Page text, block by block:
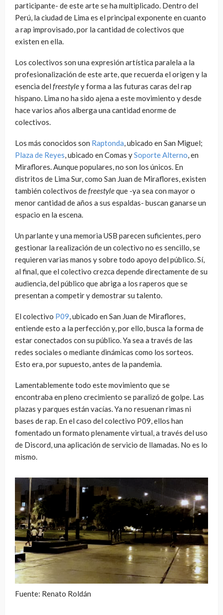
participante- de este arte se ha multiplicado. Dentro del
Perú, la ciudad de Lima es el principal exponente en cuanto
a rap improvisado, por la cantidad de colectivos que
existen en ella.
Los colectivos son una expresión artística paralela a la
profesionalización de este arte, que recuerda el origen y la
esencia del freestyley forma a las futuras caras del rap
hispano. Lima no ha sido ajena a este movimiento y desde
hace varios años alberga una cantidad enorme de
colectivos.
Los más conocidos son Raptonda, ubicado en San Miguel;
Plaza de Reyes, ubicado en Comas ySoporte Alterno, en
Miraflores. Aunque populares, no son los únicos. En
distritos de Lima Sur, como San Juan de Miraflores, existen
también colectivos defreestyleque -ya sea con mayor o
menor cantidad de años a sus espaldas- buscan ganarse un
espacio en la escena.
Un parlante y una memoria USB parecen suficientes, pero
gestionar la realización de un colectivo no es sencillo, se
requieren varias manos y sobre todo apoyo del público. Sí,
al final, que el colectivo crezca depende directamente de su
audiencia, del público que abriga a los raperos que se
presentan a competir y demostrar su talento.
El colectivo P09, ubicado en San Juan de Miraflores,
entiende esto a la perfección y, por ello, busca la forma de
estar conectados con su público. Ya sea a través de las
redes sociales o mediante dinámicas como los sorteos.
Esto era, por supuesto, antes de la pandemia.
Lamentablemente todo este movimiento que se
encontraba en pleno crecimiento se paralizó de golpe. Las
plazas y parques están vacías. Ya no resuenan rimas ni
bases de rap. En el caso del colectivo P09, ellos han
fomentado un formato plenamente virtual, a través del uso
de Discord, una aplicación de servicio de llamadas. No es lo
mismo.
Fuente: Renato Roldán